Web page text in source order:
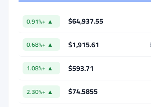
$64,937.55
▲ +0.91%
$1,915.61
▲ +0.68%
$593.71
▲ +1.08%
$74.5855
▲ +2.30%